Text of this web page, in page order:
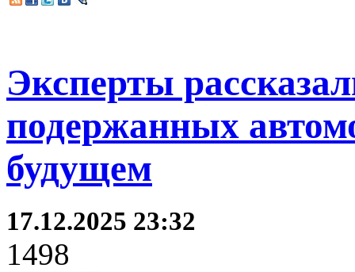
Эксперты
подержанных
будущем
17.12.2025 23:32
1498